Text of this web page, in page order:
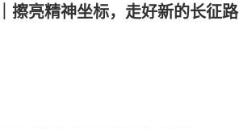
擦亮精神坐标，走好新的长征路